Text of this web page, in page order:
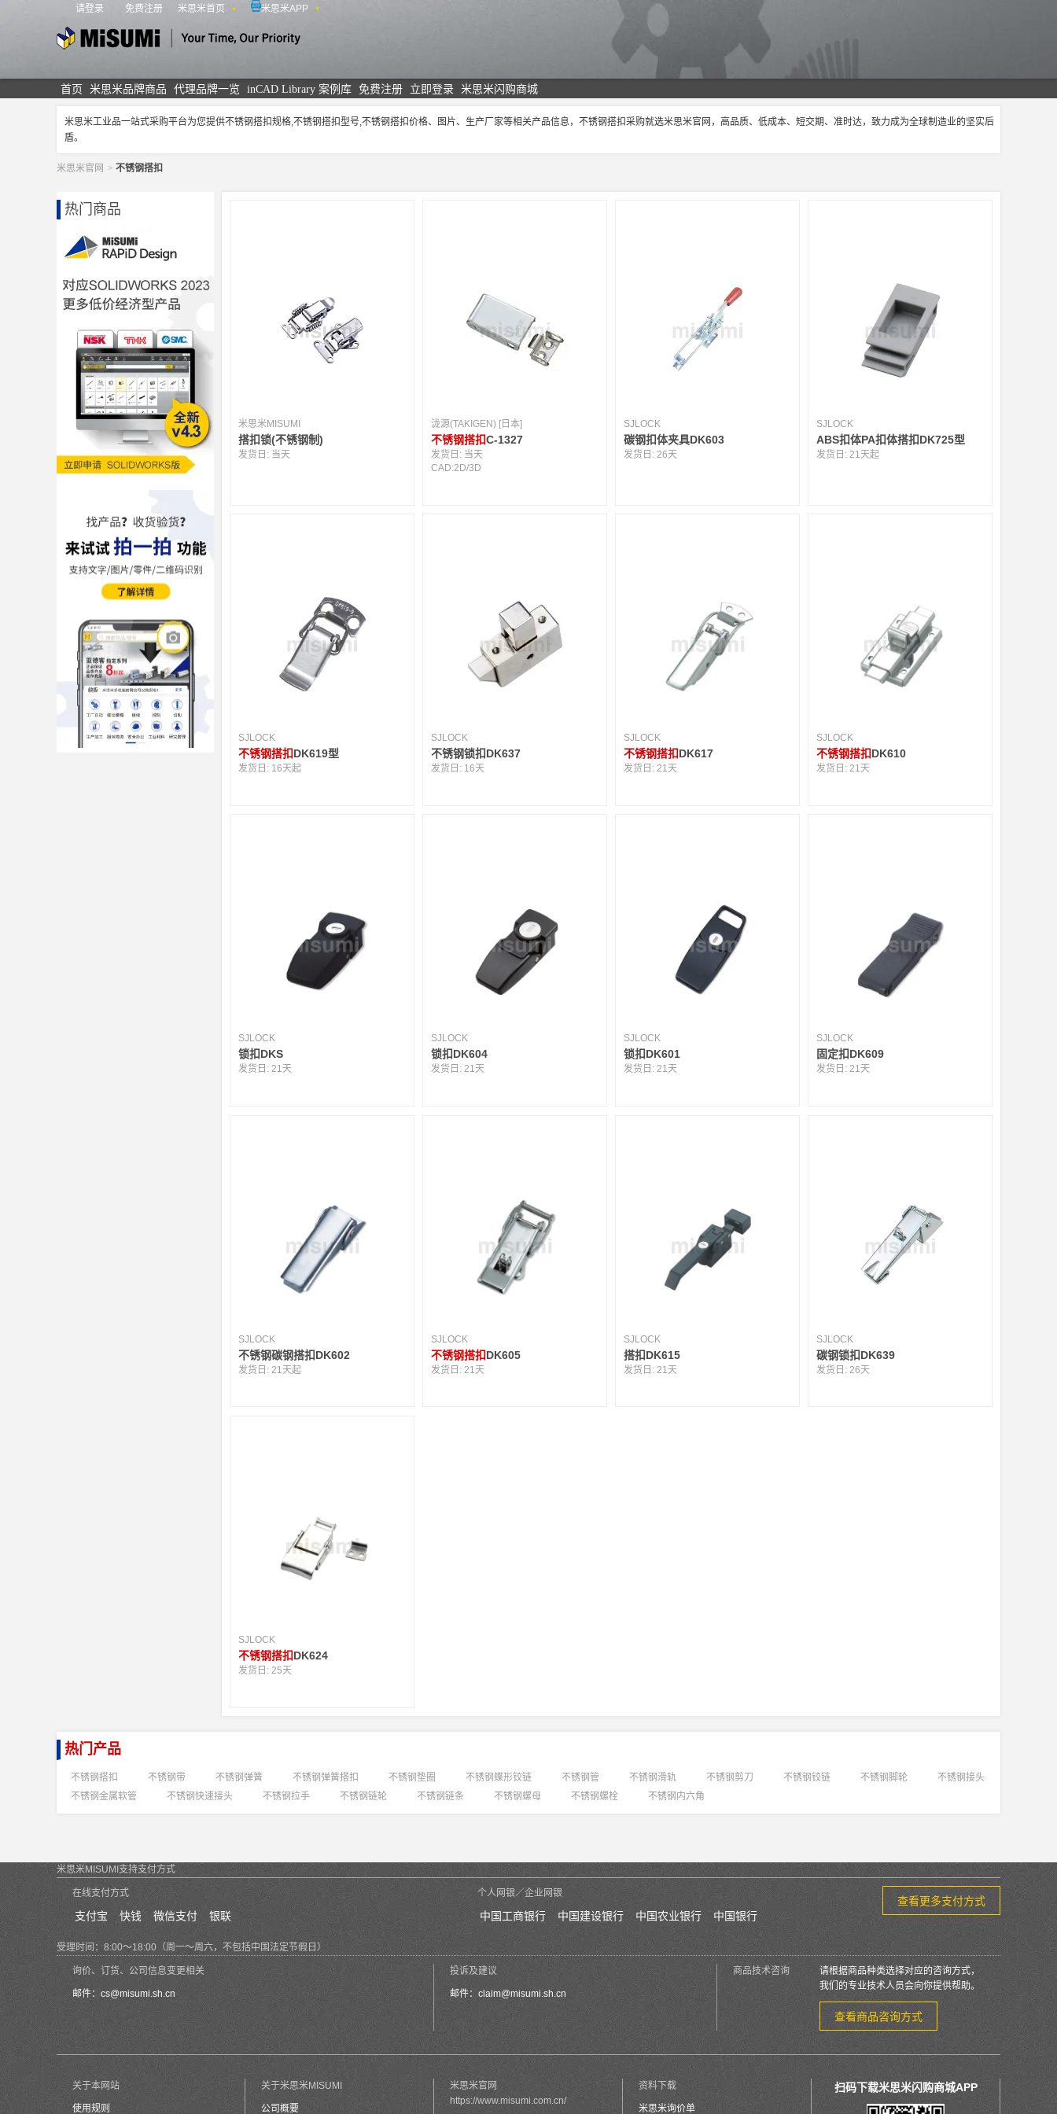
请登录 免费注册 米思米首页 米思米APP
首页 米思米品牌商品 代理品牌一览 inCAD Library 案例库 免费注册 立即登录 米思米闪购商城
米思米工业品一站式采购平台为您提供不锈钢搭扣规格,不锈钢搭扣型号,不锈钢搭扣价格、图片、生产厂家等相关产品信息，不锈钢搭扣采购就选米思米官网，高品质、低成本、短交期、准时达，致力成为全球制造业的坚实后
盾。
米思米官网 > 不锈钢搭扣
热门商品
米思米MISUMI
搭扣锁(不锈钢制)
发货日: 当天
泷源(TAKIGEN) [日本]
不锈钢搭扣C-1327
发货日: 当天
CAD:2D/3D
SJLOCK
碳钢扣体夹具DK603
发货日:26天
SJLOCK
ABS扣体PA扣体搭扣DK725型
发货日:21天起
SJLOCK
不锈钢搭扣DK619型
发货日: 16天起
SJLOCK
不锈钢锁扣DK637
发货日: 16天
SJLOCK
不锈钢搭扣DK617
发货日:21天
SJLOCK
不锈钢搭扣DK610
发货日:21天
SJLOCK
锁扣DKS
发货日:21天
SJLOCK
锁扣DK604
发货日:21天
SJLOCK
锁扣DK601
发货日:21天
SJLOCK
固定扣DK609
发货日:21天
SJLOCK
不锈钢碳钢搭扣DK602
发货日: 21天起
SJLOCK
不锈钢搭扣DK605
发货日: 21天
SJLOCK
搭扣DK615
发货日: 21天
SJLOCK
碳钢锁扣DK639
发货日: 26天
SJLOCK
不锈钢搭扣DK624
发货日:25天
热门产品
不锈钢搭扣 不锈钢带 不锈钢弹簧 不锈钢弹簧搭扣 不锈钢垫圈 不锈钢蝶形铰链 不锈钢管 不锈钢滑轨 不锈钢剪刀 不锈钢铰链 不锈钢脚轮
不锈钢接头
不锈钢金属软管
不锈钢快速接头 不锈钢拉手 不锈钢链轮 不锈钢链条 不锈钢螺母 不锈钢螺栓 不锈钢内六角
米思米MISUMI支持支付方式
在线支付方式
支付宝 快钱 微信支付 银联
个人网银／企业网银
中国工商银行 中国建设银行 中国农业银行 中国银行
查看更多支付方式
受理时间：8:00～18:00（周一～周六，不包括中国法定节假日）
询价、订货、公司信息变更相关
邮件： cs@misumi.sh.cn
投诉及建议
邮件： claim@misumi.sh.cn
商品技术咨询
请根据商品种类选择对应的咨询方式，
我们的专业技术人员会向你提供帮助。
查看商品咨询方式
关于本网站
使用规则
关于米思米MISUMI
公司概要
米思米官网
https://www.misumi.com.cn/
资料下载
米思米询价单
扫码下载米思米闪购商城APP